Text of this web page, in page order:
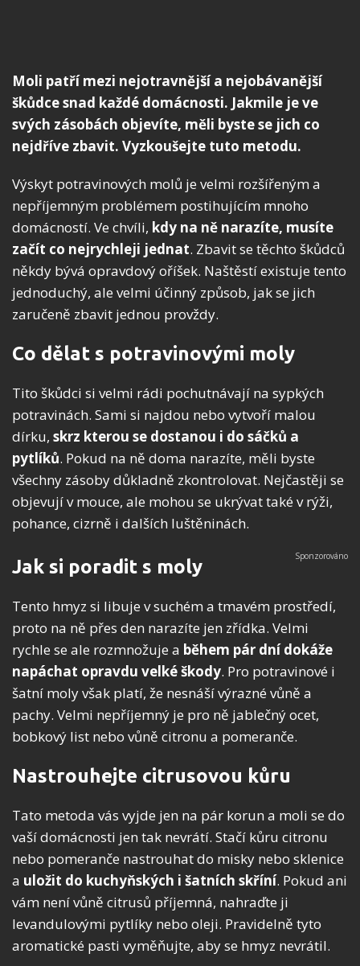
Moli patří mezi nejotravnější a nejobávanější
škůdce snad každé domácnosti. Jakmile je ve
svých zásobách objevíte, měli byste se jich co
nejdříve zbavit. Vyzkoušejte tuto metodu.
Výskyt potravinových molů je velmi rozšířeným a
nepříjemným problémem postihujícím mnoho
domácností. Ve chvíli, kdy na ně narazíte, musíte
začít co nejrychleji jednat. Zbavit se těchto škůdců
někdy bývá opravdový oříšek. Naštěstí existuje tento
jednoduchý, ale velmi účinný způsob, jak se jich
zaručeně zbavit jednou provždy.
Co dělat s potravinovými moly
Tito škůdci si velmi rádi pochutnávají na sypkých
potravinách. Sami si najdou nebo vytvoří malou
dírku, skrz kterou se dostanou i do sáčků a
pytlíků. Pokud na ně doma narazíte, měli byste
všechny zásoby důkladně zkontrolovat. Nejčastěji se
objevují v mouce, ale mohou se ukrývat také v rýži,
pohance, cizrně i dalších luštěninách.
Jak si poradit s moly
Tento hmyz si libuje v suchém a tmavém prostředí,
proto na ně přes den narazíte jen zřídka. Velmi
rychle se ale rozmnožuje a během pár dní dokáže
napáchat opravdu velké škody. Pro potravinové i
šatní moly však platí, že nesnáší výrazné vůně a
pachy. Velmi nepříjemný je pro ně jablečný ocet,
bobkový list nebo vůně citronu a pomeranče.
Nastrouhejte citrusovou kůru
Tato metoda vás vyjde jen na pár korun a moli se do
vaší domácnosti jen tak nevrátí. Stačí kůru citronu
nebo pomeranče nastrouhat do misky nebo sklenice
a uložit do kuchyňských i šatních skříní. Pokud ani
vám není vůně citrusů příjemná, nahraďte ji
levandulovými pytlíky nebo oleji. Pravidelně tyto
aromatické pasti vyměňujte, aby se hmyz nevrátil.